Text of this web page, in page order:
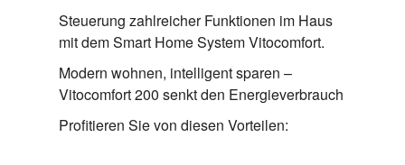
Steuerung zahlreicher Funktionen im Haus
mit dem Smart Home System Vitocomfort.
Modern wohnen, intelligent sparen –
Vitocomfort 200 senkt den Energieverbrauch
Profitieren Sie von diesen Vorteilen: